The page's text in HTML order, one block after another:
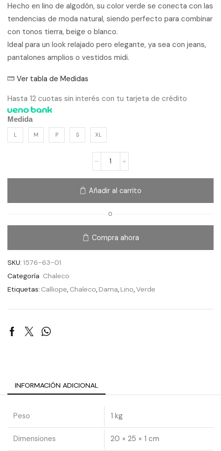
Hecho en lino de algodón, su color verde se conecta con las
tendencias de moda natural, siendo perfecto para combinar
con tonos tierra, beige o blanco.
Ideal para un look relajado pero elegante, ya sea con jeans,
pantalones amplios o vestidos midi.
Ver tabla de Medidas
Hasta 12 cuotas sin interés con tu tarjeta de crédito
Medida
L M P S XL
Añadir al carrito
O
Compra ahora
SKU: 1576-63-01
Categoría Chaleco
Etiquetas: Calliope, Chaleco,Dama,Lino,Verde
INFORMACIÓN ADICIONAL
Peso 1 kg
Dimensiones 20 × 25 × 1 cm